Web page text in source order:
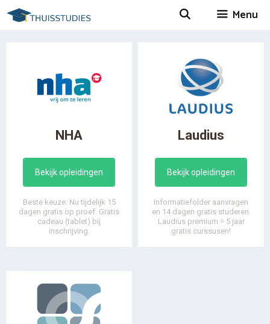
Spring
naar
Menu
NHA
Bekijk opleidingen
Beste keuze: Nu tijdelijk 15
dagen gratis op proef. Gratis
cadeau (tablet) bij
inschrijving.
Laudius
Bekijk opleidingen
Informatiefolder aanvragen
en 14 dagen gratis studeren.
Laudius premium = 5 jaar
gratis curssusen!